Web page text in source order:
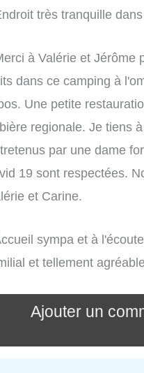
très tranquille
à Valérie et Jérôme
dans ce camping à
Une petite
regionale. Je tiens
par une dame
19 sont respectées.
et Carine.
sympa et à
et tellement
Ajouter un